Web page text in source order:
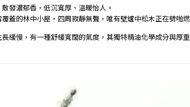
發濃郁香，低沉寬厚、溫暖怡人。
蓋的林中小屋，四周寂靜無聲，唯有壁爐中松木正在劈啪
緩慢，有一種舒緩寬闊的氣度，其獨特精油化學成分與厚